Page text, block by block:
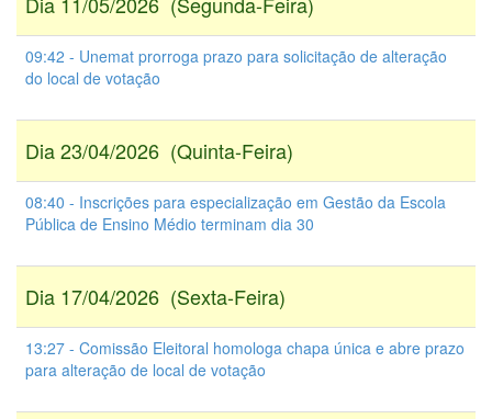
09:42 - Unemat prorroga prazo para solicitação de alteração
do local de votação
Dia 23/04/2026 (Quinta-Feira)
08:40 - Inscrições para especialização em Gestão da Escola
Pública de Ensino Médio terminam dia 30
Dia 17/04/2026 (Sexta-Feira)
13:27 - Comissão Eleitoral homologa chapa única e abre prazo
para alteração de local de votação